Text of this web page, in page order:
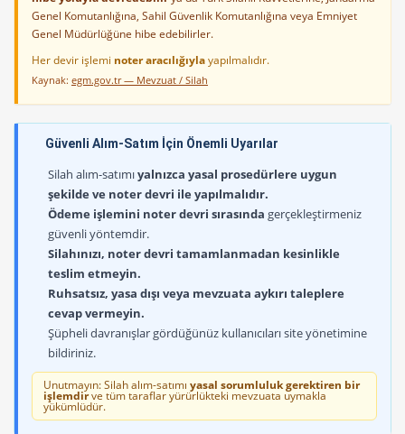
Genel Komutanlığına, Sahil Güvenlik Komutanlığına veya Emniyet
Genel Müdürlüğüne hibe edebilirler.
Her devir işlemi noter aracılığıylayapılmalıdır.
Kaynak: egm.gov.tr — Mevzuat / Silah
Güvenli Alım-Satım İçin Önemli Uyarılar
Silah alım-satımıyalnızca yasal prosedürlere uygun
şekilde ve noter devri ile yapılmalıdır.
Ödeme işlemini noter devri sırasında gerçekleştirmeniz
güvenli yöntemdir.
Silahınızı, noter devri tamamlanmadan kesinlikle
teslim etmeyin.
Ruhsatsız, yasa dışı veya mevzuata aykırı taleplere
cevap vermeyin.
Şüpheli davranışlar gördüğünüz kullanıcıları site yönetimine
bildiriniz.
Unutmayın: Silah alım-satımı yasal sorumluluk gerektiren bir
işlemdirve tüm taraflar yürürlükteki mevzuata uymakla
yükümlüdür.